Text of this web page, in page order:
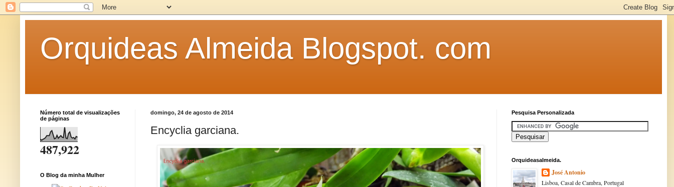
Orquideas Almeida Blogspot. com
domingo, 24 de agosto de 2014
Encyclia garciana.
Número total de visualizações
de páginas
487,922
O Blog da minha Mulher
Pesquisa Personalizada
Orquideasalmeida.
José Antonio
Lisboa, Casal de Cambra, Portugal